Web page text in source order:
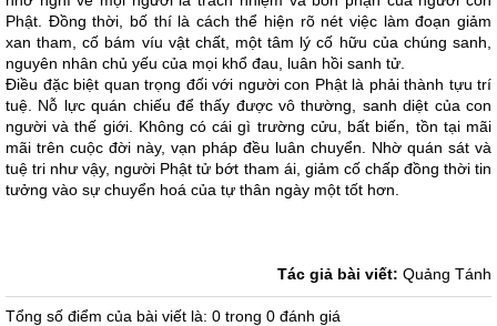
Phật. Đồng thời, bố thí là cách thể hiện rõ nét việc làm đoạn giảm
xan tham, cố bám víu vật chất, một tâm lý cố hữu của chúng sanh,
nguyên nhân chủ yếu của mọi khổ đau, luân hồi sanh tử.
Điều đặc biệt quan trọng đối với người con Phật là phải thành tựu trí
tuệ. Nỗ lực quán chiếu để thấy được vô thường, sanh diệt của con
người và thế giới. Không có cái gì trường cửu, bất biến, tồn tại mãi
mãi trên cuộc đời này, vạn pháp đều luân chuyển. Nhờ quán sát và
tuệ tri như vậy, người Phật tử bớt tham ái, giảm cố chấp đồng thời tin
tưởng vào sự chuyển hoá của tự thân ngày một tốt hơn.
Tác giả bài viết: Quảng Tánh
Tổng số điểm của bài viết là: 0 trong 0 đánh giá